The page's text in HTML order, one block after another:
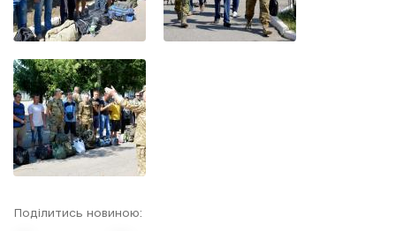
Поділитись новиною: